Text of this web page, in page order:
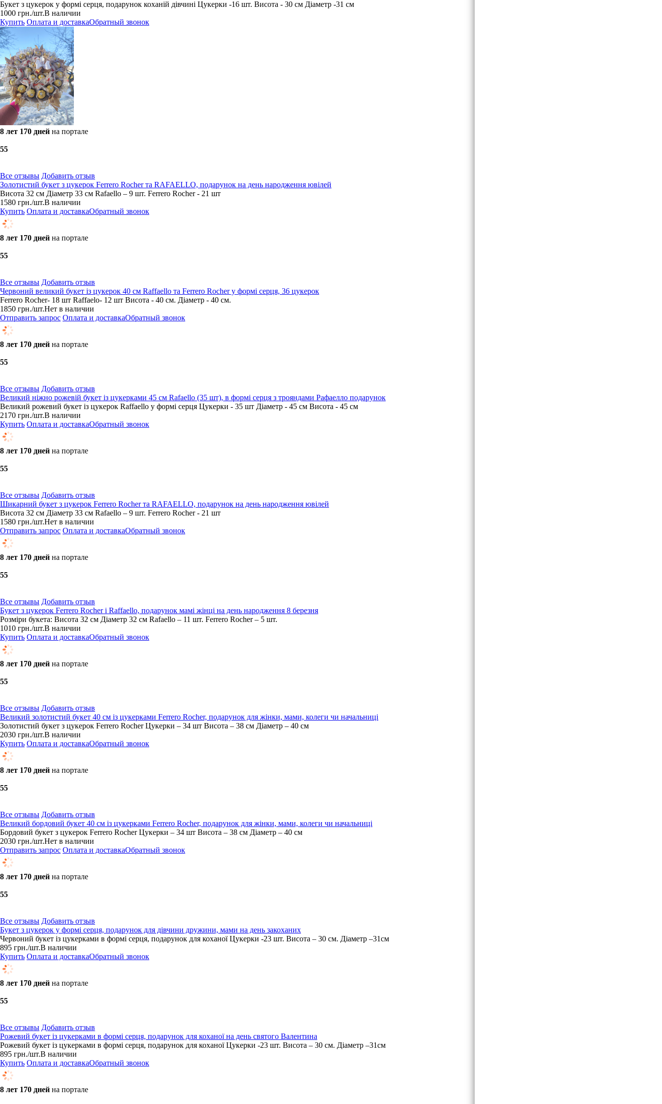
Букет з цукерок у формі серця, подарунок коханій дівчині Цукерки -16 шт. Висота - 30 см Діаметр -31 см
1000 грн./шт.В наличии
Купить Оплата и доставкаОбратный звонок
8 лет 170 дней на портале
55
Все отзывы Добавить отзыв
Золотистий букет з цукерок Ferrero Rocher та RAFAELLO, подарунок на день народження ювілей
Висота 32 см Діаметр 33 см Rafaello – 9 шт. Ferrero Rocher - 21 шт
1580 грн./шт.В наличии
Купить Оплата и доставкаОбратный звонок
8 лет 170 дней на портале
55
Все отзывы Добавить отзыв
Червоний великий букет із цукерок 40 см Raffaello та Ferrero Rocher у формі серця, 36 цукерок
Ferrero Rocher- 18 шт Raffaelo- 12 шт Висота - 40 см. Діаметр - 40 см.
1850 грн./шт.Нет в наличии
Отправить запрос Оплата и доставкаОбратный звонок
8 лет 170 дней на портале
55
Все отзывы Добавить отзыв
Великий ніжно рожевій букет із цукерками 45 см Rafaello (35 шт), в формі серця з трояндами Рафаелло подарунок
Великий рожевий букет із цукерок Raffaello у формі серця Цукерки - 35 шт Діаметр - 45 см Висота - 45 см
2170 грн./шт.В наличии
Купить Оплата и доставкаОбратный звонок
8 лет 170 дней на портале
55
Все отзывы Добавить отзыв
Шикарний букет з цукерок Ferrero Rocher та RAFAELLO, подарунок на день народження ювілей
Висота 32 см Діаметр 33 см Rafaello – 9 шт. Ferrero Rocher - 21 шт
1580 грн./шт.Нет в наличии
Отправить запрос Оплата и доставкаОбратный звонок
8 лет 170 дней на портале
55
Все отзывы Добавить отзыв
Букет з цукерок Ferrero Rocher і Raffaello, подарунок мамі жінці на день народження 8 березня
Розміри букета: Висота 32 см Діаметр 32 см Rafaello – 11 шт. Ferrero Rocher – 5 шт.
1010 грн./шт.В наличии
Купить Оплата и доставкаОбратный звонок
8 лет 170 дней на портале
55
Все отзывы Добавить отзыв
Великий золотистий букет 40 см із цукерками Ferrero Rocher, подарунок для жінки, мами, колеги чи начальниці
Золотистий букет з цукерок Ferrero Rocher Цукерки – 34 шт Висота – 38 см Діаметр – 40 см
2030 грн./шт.В наличии
Купить Оплата и доставкаОбратный звонок
8 лет 170 дней на портале
55
Все отзывы Добавить отзыв
Великий бордовий букет 40 см із цукерками Ferrero Rocher, подарунок для жінки, мами, колеги чи начальниці
Бордовий букет з цукерок Ferrero Rocher Цукерки – 34 шт Висота – 38 см Діаметр – 40 см
2030 грн./шт.Нет в наличии
Отправить запрос Оплата и доставкаОбратный звонок
8 лет 170 дней на портале
55
Все отзывы Добавить отзыв
Букет з цукерок у формі серця, подарунок для дівчини дружини, мами на день закоханих
Червоний букет із цукерками в формі серця, подарунок для коханої Цукерки -23 шт. Висота – 30 см. Діаметр –31см
895 грн./шт.В наличии
Купить Оплата и доставкаОбратный звонок
8 лет 170 дней на портале
55
Все отзывы Добавить отзыв
Рожевий букет із цукерками в формі серця, подарунок для коханої на день святого Валентина
Рожевий букет із цукерками в формі серця, подарунок для коханої Цукерки -23 шт. Висота – 30 см. Діаметр –31см
895 грн./шт.В наличии
Купить Оплата и доставкаОбратный звонок
8 лет 170 дней на портале